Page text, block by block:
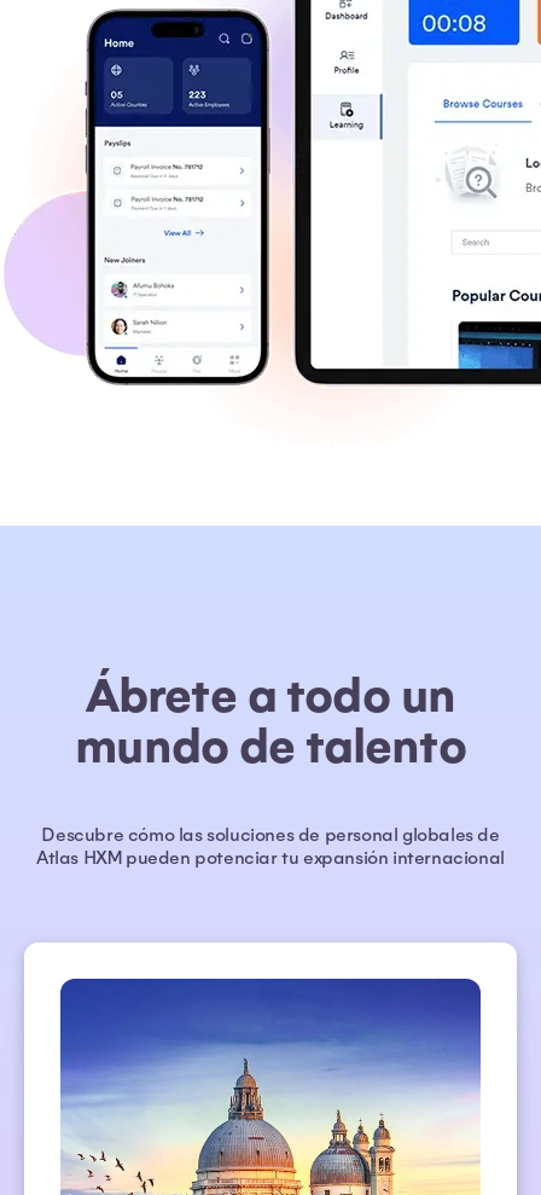
Ábrete a todo un
mundo de talento
Descubre cómo las soluciones de personal globales de
Atlas HXM pueden potenciar tu expansión internacional